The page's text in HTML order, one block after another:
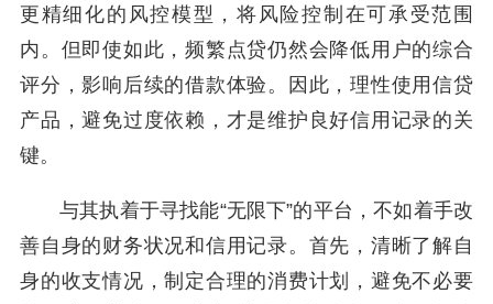
更精细化的风控模型，将风险控制在可承受范围
内。但即使如此，频繁点贷仍然会降低用户的综合
评分，影响后续的借款体验。因此，理性使用信贷
产品，避免过度依赖，才是维护良好信用记录的关
键。
与其执着于寻找能“无限下”的平台，不如着手改
善自身的财务状况和信用记录。首先，清晰了解自
身的收支情况，制定合理的消费计划，避免不必要